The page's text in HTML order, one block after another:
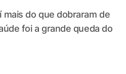
mais do que dobraram de
foi a grande queda do